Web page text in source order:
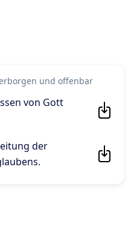
und offenbar
von Gott
der
.